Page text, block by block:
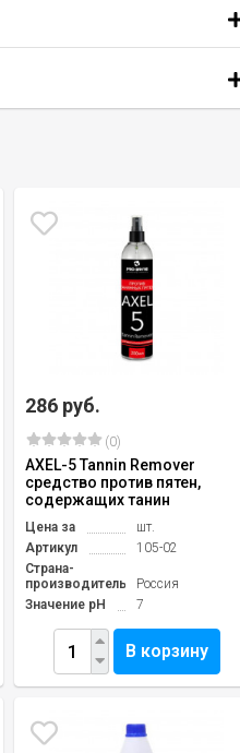
286 руб.
(0)
AXEL-5 Tannin Remover
средство против пятен,
содержащих танин
Цена за
шт.
Артикул
105-02
Страна-
производитель
Россия
Значение pH
7
В корзину